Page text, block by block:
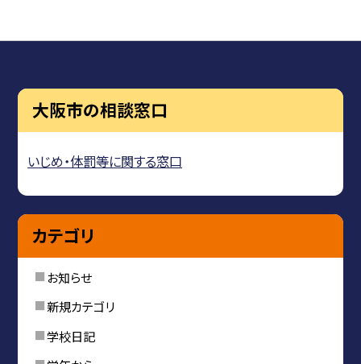
大阪市の相談窓口
いじめ・体罰等に関する窓口
カテゴリ
お知らせ
新規カテゴリ
学校日記